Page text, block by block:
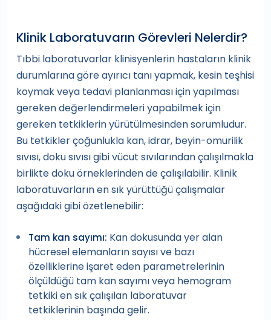
Klinik Laboratuvarın Görevleri Nelerdir?
Tıbbi laboratuvarlar klinisyenlerin hastaların klinik
durumlarına göre ayırıcı tanı yapmak, kesin teşhisi
koymak veya tedavi planlanması için yapılması
gereken değerlendirmeleri yapabilmek için
gereken tetkiklerin yürütülmesinden sorumludur.
Bu tetkikler çoğunlukla kan, idrar, beyin-omurilik
sıvısı, doku sıvısı gibi vücut sıvılarından çalışılmakla
birlikte doku örneklerinden de çalışılabilir. Klinik
laboratuvarların en sık yürüttüğü çalışmalar
aşağıdaki gibi özetlenebilir:
Tam kan sayımı: Kan dokusunda yer alan
hücresel elemanların sayısı ve bazı
özelliklerine işaret eden parametrelerinin
ölçüldüğü tam kan sayımı veya hemogram
tetkiki en sık çalışılan laboratuvar
tetkiklerinin başında gelir.